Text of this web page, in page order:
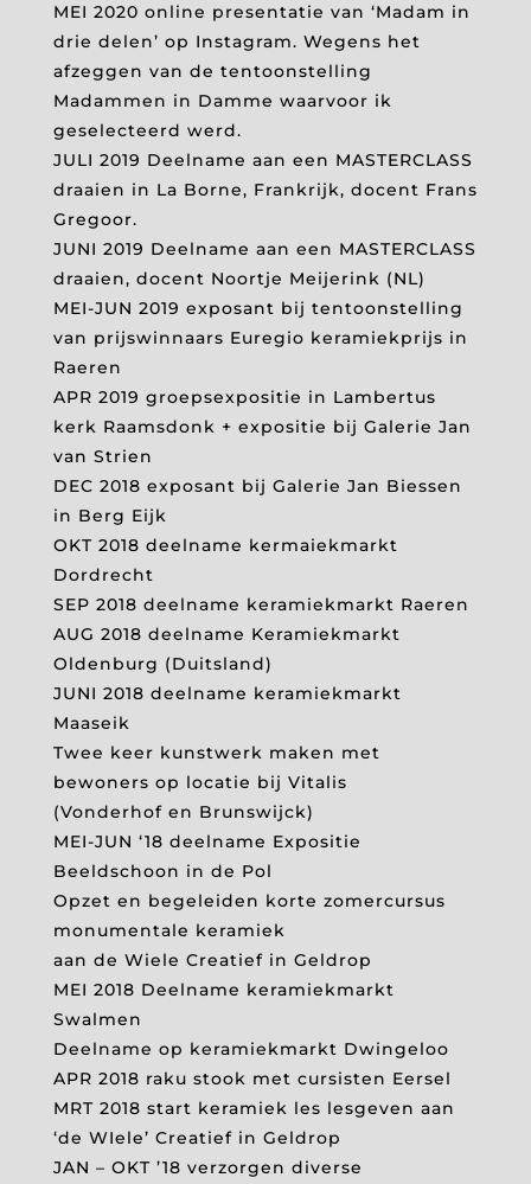
MEI 2020 online presentatie van ‘Madam in
drie delen’ op Instagram. Wegens het
afzeggen van de tentoonstelling
Madammen in Damme waarvoor ik
geselecteerd werd.
JULI 2019 Deelname aan een MASTERCLASS
draaien in La Borne, Frankrijk, docent Frans
Gregoor.
JUNI 2019 Deelname aan een MASTERCLASS
draaien, docent Noortje Meijerink (NL)
MEI-JUN 2019 exposant bij tentoonstelling
van prijswinnaars Euregio keramiekprijs in
Raeren
APR 2019 groepsexpositie in Lambertus
kerk Raamsdonk + expositie bij Galerie Jan
van Strien
DEC 2018 exposant bij Galerie Jan Biessen
in Berg Eijk
OKT 2018 deelname kermaiekmarkt
Dordrecht
SEP 2018 deelname keramiekmarkt Raeren
AUG 2018 deelname Keramiekmarkt
Oldenburg (Duitsland)
JUNI 2018 deelname keramiekmarkt
Maaseik
Twee keer kunstwerk maken met
bewoners op locatie bij Vitalis
(Vonderhof en Brunswijck)
MEI-JUN ‘18 deelname Expositie
Beeldschoon in de Pol
Opzet en begeleiden korte zomercursus
monumentale keramiek
aan de Wiele Creatief in Geldrop
MEI 2018 Deelname keramiekmarkt
Swalmen
Deelname op keramiekmarkt Dwingeloo
APR 2018 raku stook met cursisten Eersel
MRT 2018 start keramiek les lesgeven aan
‘de WIele’ Creatief in Geldrop
JAN – OKT ’18 verzorgen diverse